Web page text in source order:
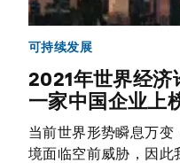
可持续发展
2021年世界经济
一家中国企业上
当前世界形势瞬息万
境面临空前威胁，因此